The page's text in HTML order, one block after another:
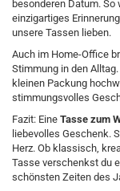
besonderen Datum.
einzigartiges
unsere Tassen lieben.
Auch im Home-Office
Stimmung in den
kleinen Packung
stimmungsvolles
Fazit: Eine Tasse zum
liebevolles Geschenk.
Herz. Ob klassisch,
Tasse verschenkst du
schönsten Zeiten des